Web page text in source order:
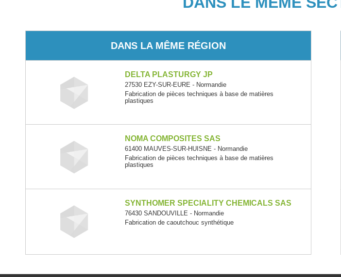
DANS LA MÊME RÉGION
DELTA PLASTURGY JP
27530 EZY-SUR-EURE - Normandie
Fabrication de pièces techniques à base de matières
plastiques
NOMA COMPOSITES SAS
61400 MAUVES-SUR-HUISNE - Normandie
Fabrication de pièces techniques à base de matières
plastiques
SYNTHOMER SPECIALITY CHEMICALS SAS
76430 SANDOUVILLE - Normandie
Fabrication de caoutchouc synthétique